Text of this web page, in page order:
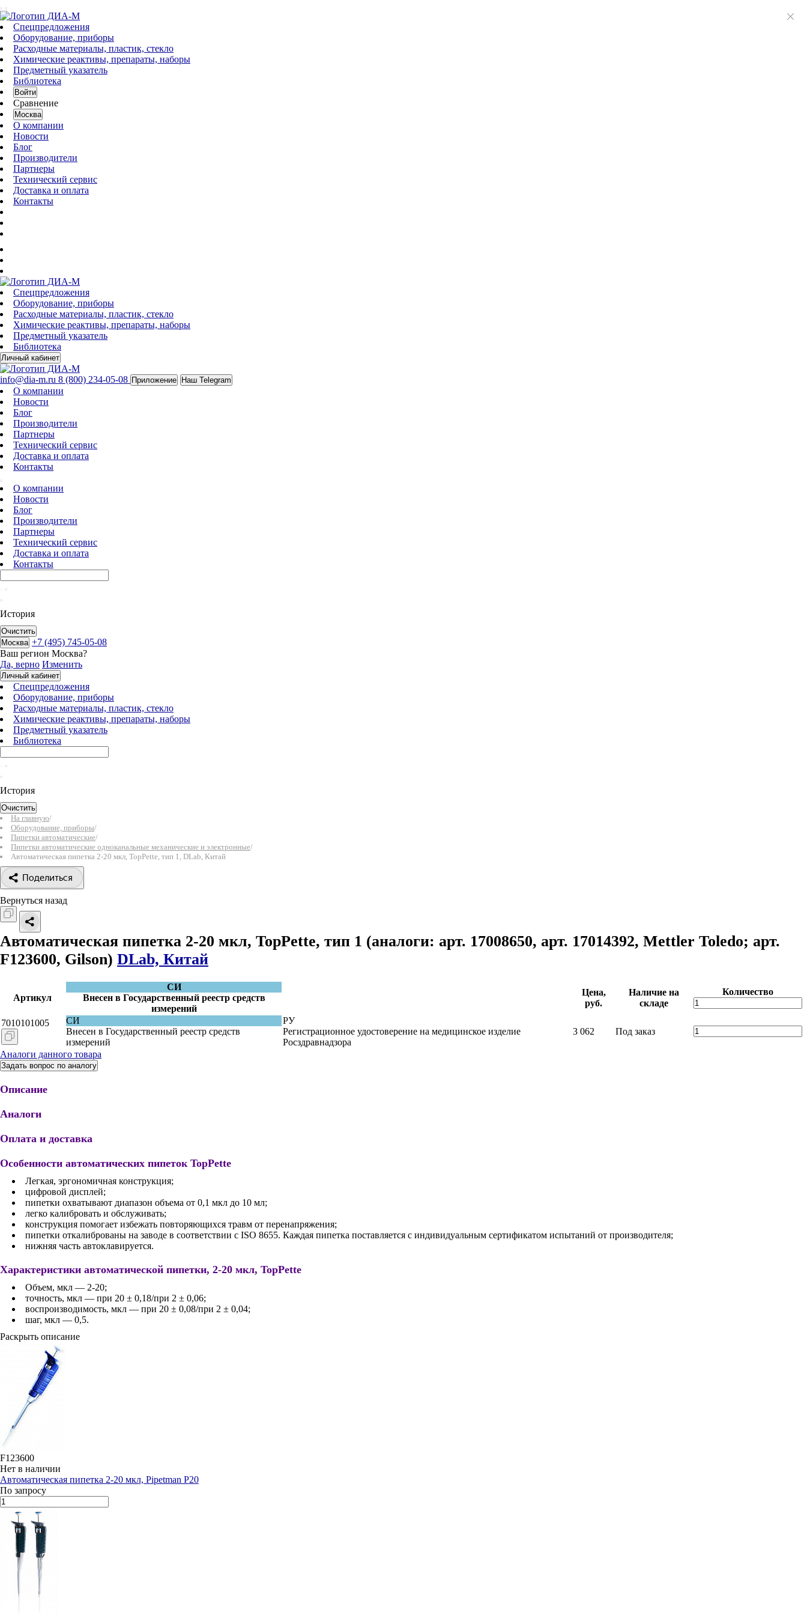
Спецпредложения
Оборудование, приборы
Расходные материалы, пластик, стекло
Химические реактивы, препараты, наборы
Предметный указатель
Библиотека
Войти
Сравнение
Москва
О компании
Новости
Блог
Производители
Партнеры
Технический сервис
Доставка и оплата
Контакты
Спецпредложения
Оборудование, приборы
Расходные материалы, пластик, стекло
Химические реактивы, препараты, наборы
Предметный указатель
Библиотека
Личный кабинет
info@dia-m.ru 8 (800) 234-05-08 Приложение Наш Telegram
О компании
Новости
Блог
Производители
Партнеры
Технический сервис
Доставка и оплата
Контакты
О компании
Новости
Блог
Производители
Партнеры
Технический сервис
Доставка и оплата
Контакты
История
Очистить
Москва +7 (495) 745-05-08
Ваш регион Москва?
Да, верно Изменить
Личный кабинет
Спецпредложения
Оборудование, приборы
Расходные материалы, пластик, стекло
Химические реактивы, препараты, наборы
Предметный указатель
Библиотека
История
Очистить
На главную/
Оборудование, приборы/
Пипетки автоматические/
Пипетки автоматические одноканальные механические и электронные/
Автоматическая пипетка 2-20 мкл, TopPette, тип 1, DLab, Китай
Поделиться
Вернуться назад
Автоматическая пипетка 2-20 мкл, TopPette, тип 1 (аналоги: арт. 17008650, арт. 17014392, Mettler Toledo; арт.
F123600, Gilson) DLab, Китай
Артикул
СИ
Внесен в Государственный реестр средств
измерений
Цена,
руб.
Наличие на
складе
Количество
7010101005
СИ
Внесен в Государственный реестр средств
измерений
РУ
Регистрационное удостоверение на медицинское изделие
Росздравнадзора
3 062 Под заказ
Аналоги данного товара
Задать вопрос по аналогу
Описание
Аналоги
Оплата и доставка
Особенности автоматических пипеток TopPette
Легкая, эргономичная конструкция;
цифровой дисплей;
пипетки охватывают диапазон объема от 0,1 мкл до 10 мл;
легко калибровать и обслуживать;
конструкция помогает избежать повторяющихся травм от перенапряжения;
пипетки откалиброваны на заводе в соответствии с ISO 8655. Каждая пипетка поставляется с индивидуальным сертификатом испытаний от производителя;
нижняя часть автоклавируется.
Характеристики автоматической пипетки, 2-20 мкл, TopPette
Объем, мкл — 2-20;
точность, мкл — при 20 ± 0,18/при 2 ± 0,06;
воспроизводимость, мкл — при 20 ± 0,08/при 2 ± 0,04;
шаг, мкл — 0,5.
Раскрыть описание
F123600
Нет в наличии
Автоматическая пипетка 2-20 мкл, Pipetman P20
По запросу